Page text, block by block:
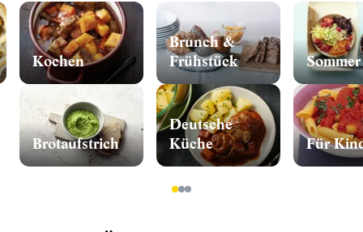
Kochen
Brotaufstrich
Brunch &
Frühstück
Deutsche
Küche
Sommer
Für
123